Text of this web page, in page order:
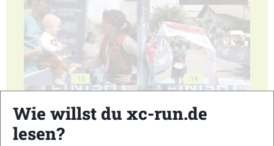
13 14
Wie willst du xc-run.de
lesen?